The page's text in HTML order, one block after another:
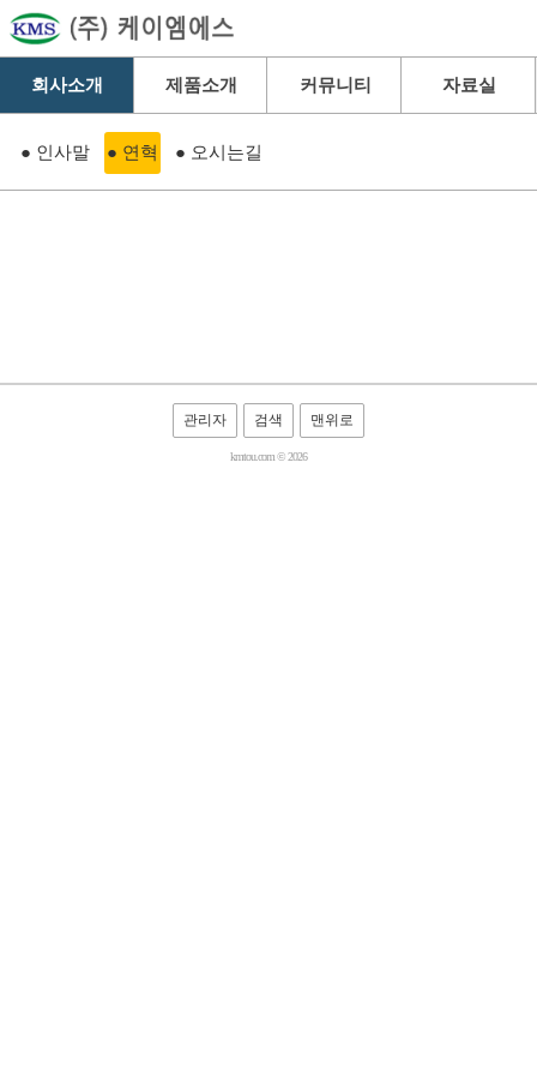
회사소개 제품소개 커뮤니티 자료실
● 인사말 ● 연혁 ● 오시는길
관리자 검색 맨위로
kmtou.com © 2026